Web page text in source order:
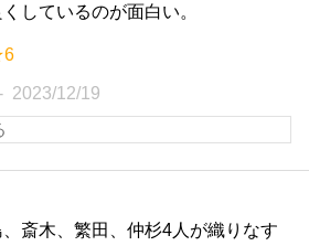
しているのが面白い。
2023/12/19
斎木、繁田、仲杉4人が織りなす